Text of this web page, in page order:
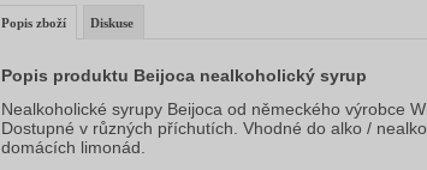
Popis zboží Diskuse
Popis produktu Beijoca nealkoholický syrup
Nealkoholické syrupy Beijoca od německého výrobce
Dostupné v různých příchutích. Vhodné do alko /
domácích limonád.